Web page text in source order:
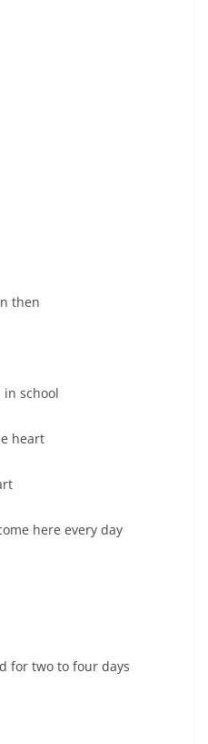
then
school
heart
here every day
for two to four days